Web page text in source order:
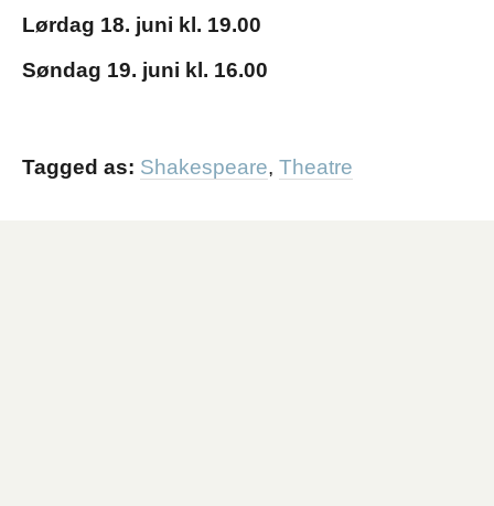
Lørdag 18. juni kl. 19.00
Søndag 19. juni kl. 16.00
Tagged as: Shakespeare, Theatre